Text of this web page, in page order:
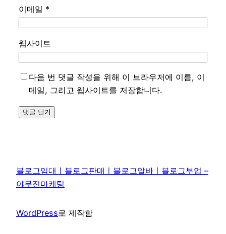
이메일 *
웹사이트
다음 번 댓글 작성을 위해 이 브라우저에 이름, 이
메일, 그리고 웹사이트를 저장합니다.
블로그임대ㅣ블로그판매ㅣ블로그알바ㅣ블로그부업 –
야무진마케팅
WordPress로 제작함